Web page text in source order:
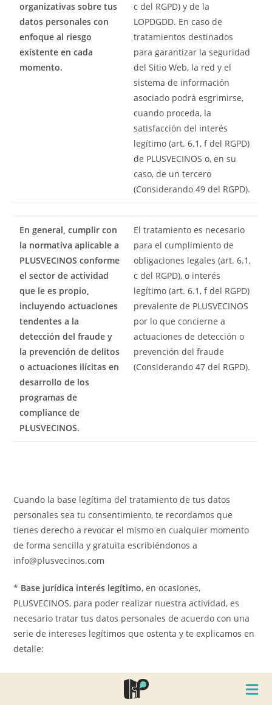
organizativas sobre tus
datos personales con
enfoque al riesgo
existente en cada
momento.
c del RGPD) y de la
LOPDGDD. En caso de
tratamientos destinados
para garantizar la seguridad
del Sitio Web, la red y el
sistema de información
asociado podrá esgrimirse,
cuando proceda, la
satisfacción del interés
legítimo (art. 6.1, f del RGPD)
de PLUSVECINOS o, en su
caso, de un tercero
(Considerando 49 del RGPD).
En general, cumplir con
la normativa aplicable a
PLUSVECINOS conforme
el sector de actividad
que le es propio,
incluyendo actuaciones
tendentes a la
detección del fraude y
la prevención de delitos
o actuaciones ilícitas en
desarrollo de los
programas de
compliance de
PLUSVECINOS.
El tratamiento es necesario
para el cumplimiento de
obligaciones legales (art. 6.1,
c del RGPD), o interés
legítimo (art. 6.1, f del RGPD)
prevalente de PLUSVECINOS
por lo que concierne a
actuaciones de detección o
prevención del fraude
(Considerando 47 del RGPD).
Cuando la base legítima del tratamiento de tus datos
personales sea tu consentimiento, te recordamos que
tienes derecho a revocar el mismo en cualquier momento
de forma sencilla y gratuita escribiéndonos a
info@plusvecinos.com
* Base jurídica interés legítimo, en ocasiones,
PLUSVECINOS, para poder realizar nuestra actividad, es
necesario tratar tus datos personales de acuerdo con una
serie de intereses legítimos que ostenta y te explicamos en
detalle:
Comunicaciones similares a aquellos servicios o productos
contratados o por los que se ha mostrado interés